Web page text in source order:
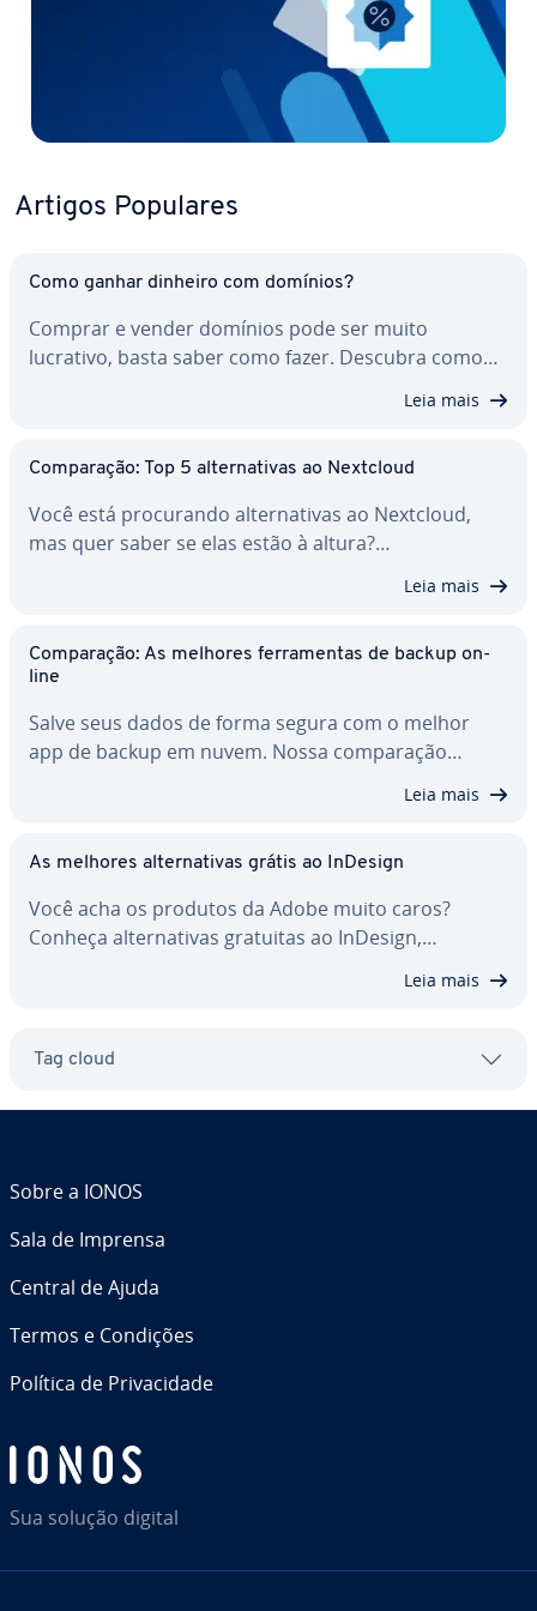
Artigos Populares
Como ganhar dinheiro com domínios?
Comprar e vender domínios pode ser muito
lucrativo, basta saber como fazer. Descubra como…
Leia mais
Com­pa­ra­ção: Top 5 al­ter­na­ti­vas ao Nextcloud
Você está pro­cu­rando al­ter­na­ti­vas ao Nextcloud,
mas quer saber se elas estão à altura?…
Leia mais
Com­pa­ra­ção: As melhores fer­ra­men­tas de backup on-
line
Salve seus dados de forma segura com o melhor
app de backup em nuvem. Nossa com­pa­ra­ção…
Leia mais
As melhores al­ter­na­ti­vas grátis ao InDesign
Você acha os produtos da Adobe muito caros?
Conheça al­ter­na­ti­vas gratuitas ao InDesign,…
Leia mais
Tag cloud
Sua solução digital
Sobre a IONOS
Sala de Imprensa
Central de Ajuda
Termos e Condições
Política de Pri­va­ci­dade